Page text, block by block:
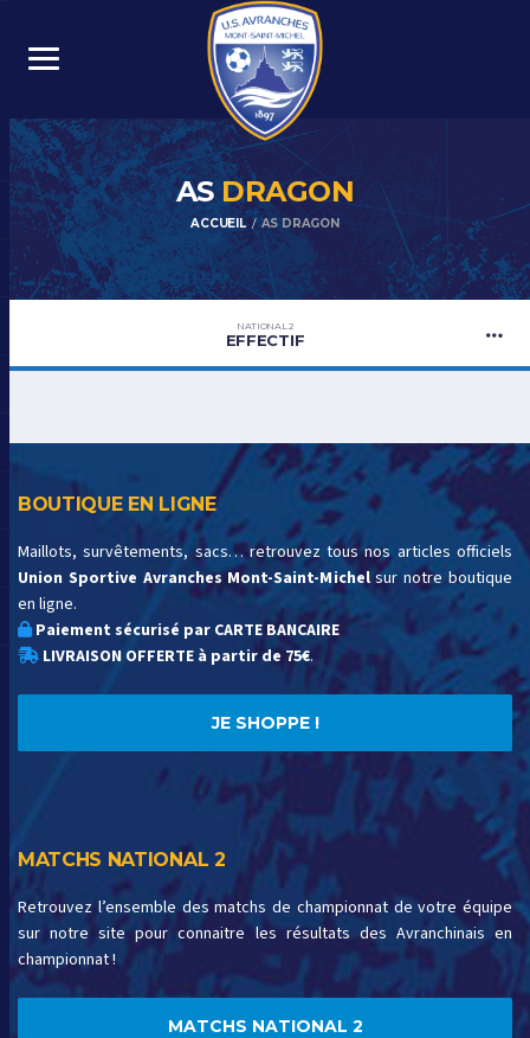
ASDRAGON
ACCUEIL AS DRAGON
NATIONAL 2
EFFECTIF
BOUTIQUE EN LIGNE
Maillots, survêtements, sacs… retrouvez tous nos articles officiels
Union Sportive Avranches Mont-Saint-Michelsur notre boutique
en ligne.
Paiement sécurisé par CARTE BANCAIRE
LIVRAISON OFFERTE à partir de 75€.
JE SHOPPE !
MATCHS NATIONAL 2
Retrouvez l’ensemble des matchs de championnat de votre équipe
sur notre site pour connaitre les résultats des Avranchinais en
championnat !
MATCHS NATIONAL 2